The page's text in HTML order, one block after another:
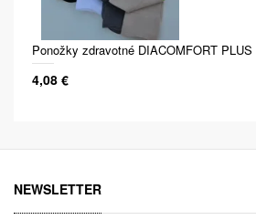
Ponožky zdravotné DIACOMFORT PLUS
4,08 €
NEWSLETTER